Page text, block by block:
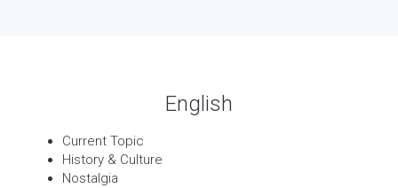
English
Current Topic
History & Culture
Nostalgia